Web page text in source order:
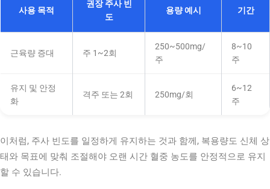
사용 목적
권장 주사 빈
도
용량 예시 기간
근육량 증대 주 1~2회
250~500mg/
주
8~10
주
유지 및 안정
화
격주 또는 2회 250mg/회
6~12
주
이처럼, 주사 빈도를 일정하게 유지하는 것과 함께, 복용량도 신체 상
태와 목표에 맞춰 조절해야 오랜 시간 혈중 농도를 안정적으로 유지
할 수 있습니다.